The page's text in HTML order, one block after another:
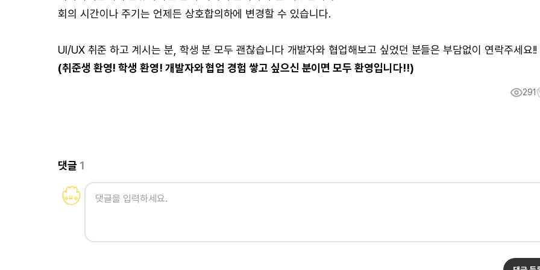
회의 시간이나 주기는 언제든 상호합의하에 변경할 수 있습니다.
UI/UX 취준 하고 계시는 분, 학생 분 모두 괜찮습니다 개발자와 협업해보고 싶었던 분들은 부담없이 연락주세요!!
(취준생 환영! 학생 환영! 개발자와 협업 경험 쌓고 싶으신 분이면 모두 환영입니다!!)
291
댓글 1